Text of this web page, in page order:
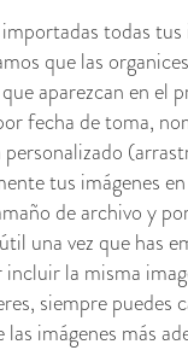
todas tus
que las
aparezcan en el
fecha de toma,
tus imágenes
de archivo y
una vez que has
incluir la misma
siempre puedes
las imágenes más